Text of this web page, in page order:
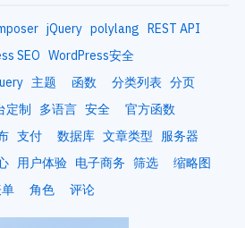
jQuery polylang REST API
SEO WordPress安全
主题 函数 分类列表 分页
定制 多语言 安全
官方函数
支付 数据库 文章类型
服务器
用户体验 电子商务 筛选
缩略图
角色 评论